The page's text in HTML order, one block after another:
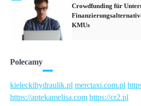
Devisenhandel –
Marktes und Tipps für
Polecamy
kieleckihydraulik.pl merctaxi.com.pl
https://aptekamelisa.com https://cr2.pl